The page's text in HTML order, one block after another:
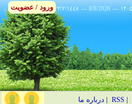
٢٣/٢/١٤٤٨ --- 8/8/2026 ---
RSS
|درباره ما
ورود / عضویت